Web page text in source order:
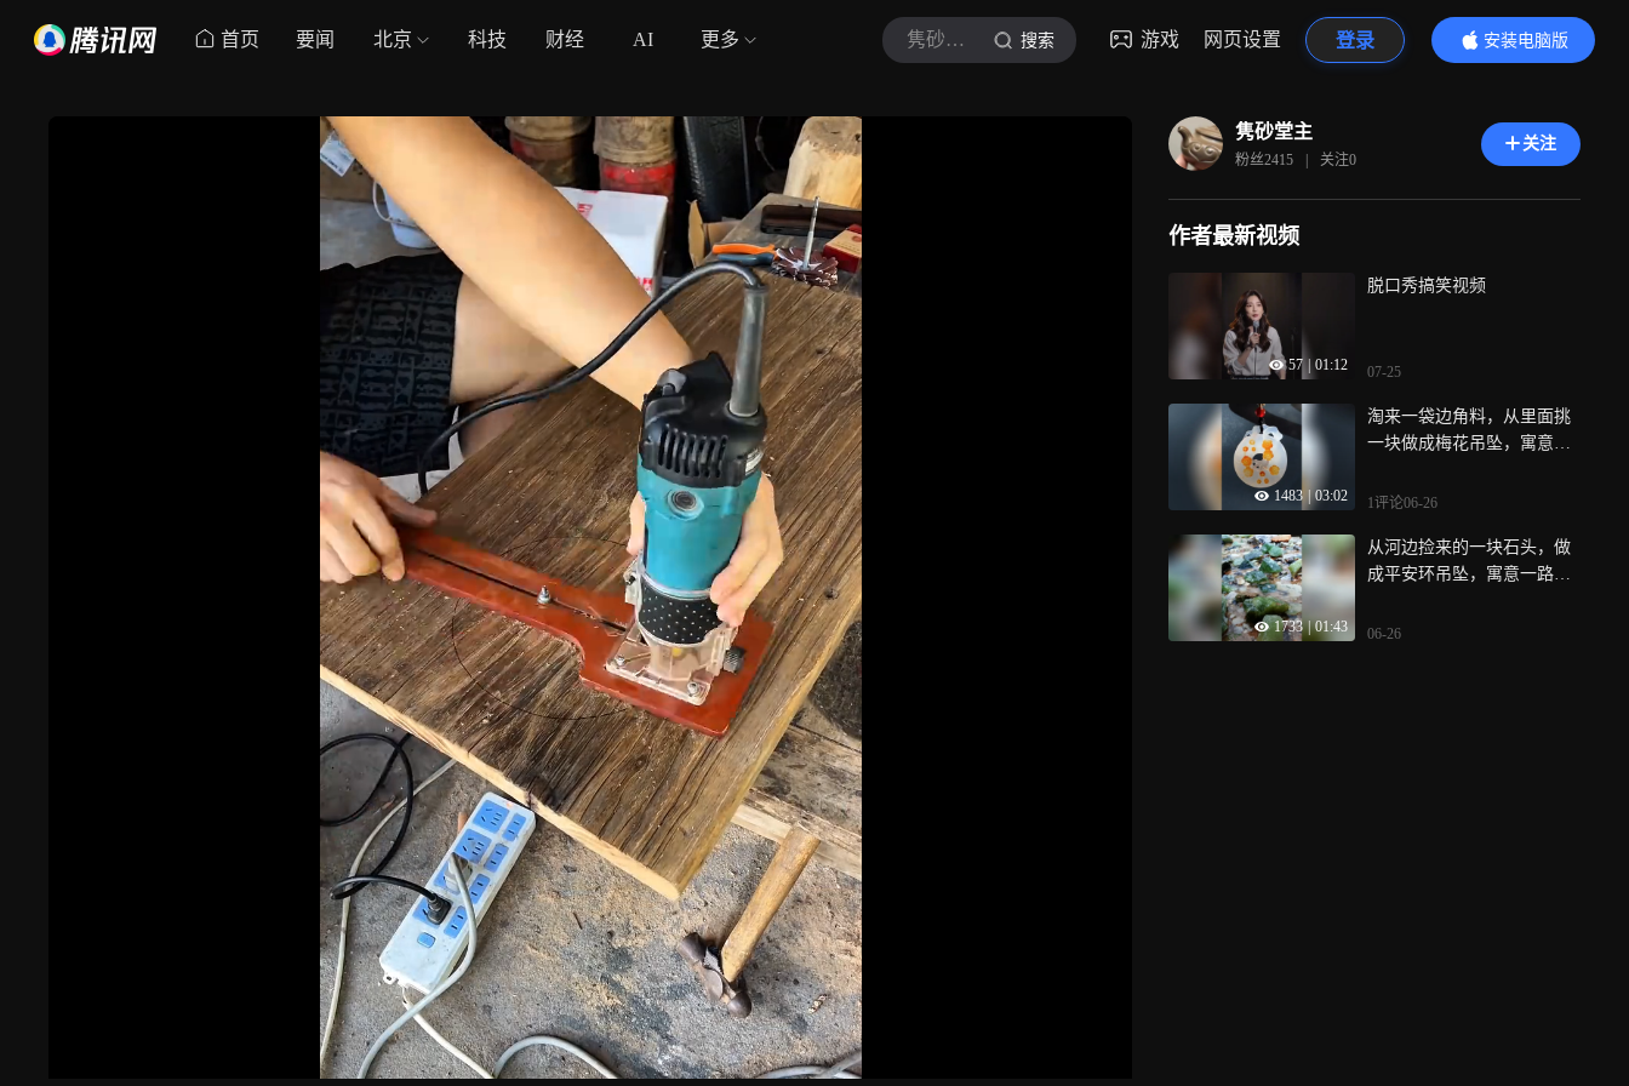
首页 要闻 北京 科技 财经 AI 更多 隽砂堂主 搜索 游戏 网页设置 登录
安装电脑版
内容更精彩
隽砂堂主
粉丝2415 | 关注0
关注
作者最新视频
57 01:12
脱口秀搞笑视频
07-25
1483 03:02
淘来一袋边角料，从里面挑
一块做成梅花吊坠，寓意傲
1评论06-26
1733 | 01:43
从河边捡来的一块石头，做
成平安环吊坠，寓意一路平
06-26